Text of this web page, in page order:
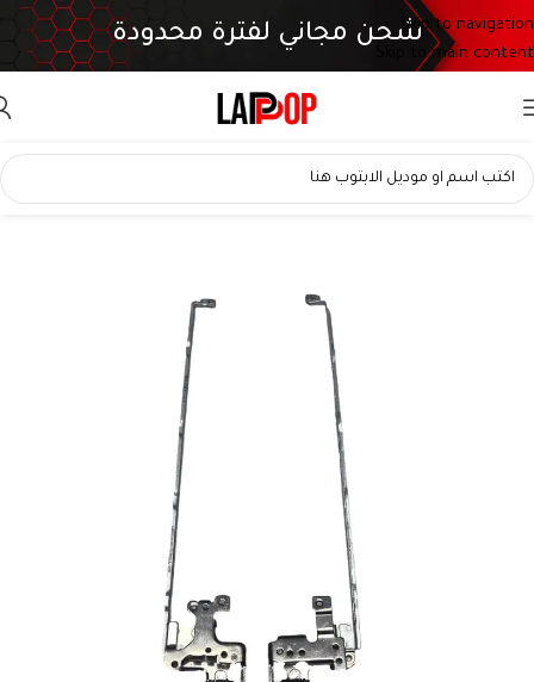
Skip to navigation
Skip to main content
شحن مجاني لفترة محدودة